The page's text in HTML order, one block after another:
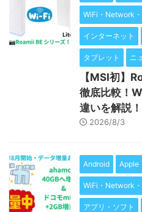
WiFi・Network
インターネット
タブレット ニ
【MSI初】
徹底比較！
違いを解説！
2026/8/3
Android Apple
WiFi・Network
アプリ・ソフト